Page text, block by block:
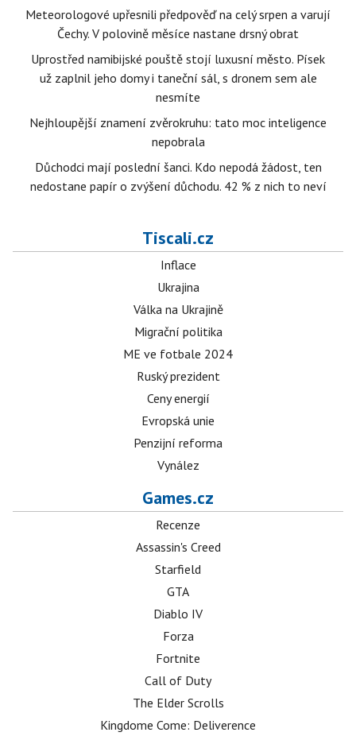
Meteorologové upřesnili předpověď na celý srpen a varují
Čechy. V polovině měsíce nastane drsný obrat
Uprostřed namibijské pouště stojí luxusní město. Písek
už zaplnil jeho domy i taneční sál, s dronem sem ale
nesmíte
Nejhloupější znamení zvěrokruhu: tato moc inteligence
nepobrala
Důchodci mají poslední šanci. Kdo nepodá žádost, ten
nedostane papír o zvýšení důchodu. 42 % z nich to neví
Tiscali.cz
Inflace
Ukrajina
Válka na Ukrajině
Migrační politika
ME ve fotbale 2024
Ruský prezident
Ceny energií
Evropská unie
Penzijní reforma
Vynález
Games.cz
Recenze
Assassin's Creed
Starfield
GTA
Diablo IV
Forza
Fortnite
Call of Duty
The Elder Scrolls
Kingdome Come: Deliverence